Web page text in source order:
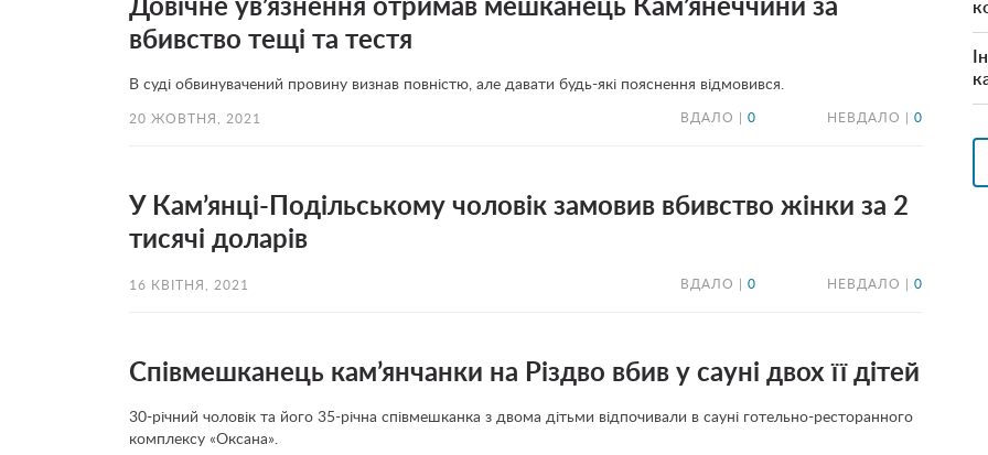
Довічне ув’язнення отримав мешканець Кам’янеччини за
вбивство тещі та тестя
В суді обвинувачений провину визнав повністю, але давати будь-які пояснення відмовився.
20 ЖОВТНЯ, 2021 ВДАЛО | 0 НЕВДАЛО | 0
У Кам’янці-Подільському чоловік замовив вбивство жінки за 2
тисячі доларів
16 КВІТНЯ, 2021 ВДАЛО | 0 НЕВДАЛО | 0
Співмешканець кам’янчанки на Різдво вбив у сауні двох її дітей
30-річний чоловік та його 35-річна співмешканка з двома дітьми відпочивали в сауні готельно-ресторанного
комплексу «Оксана».